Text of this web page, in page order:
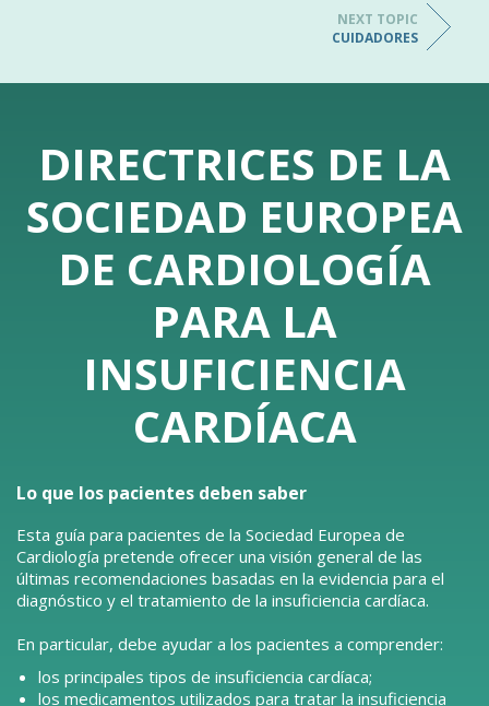
NEXT TOPIC
CUIDADORES
DIRECTRICES DE LA
SOCIEDAD EUROPEA
DE CARDIOLOGÍA
PARA LA
INSUFICIENCIA
CARDÍACA
Lo que los pacientes deben saber
Esta guía para pacientes de la Sociedad Europea de
Cardiología pretende ofrecer una visión general de las
últimas recomendaciones basadas en la evidencia para el
diagnóstico y el tratamiento de la insuficiencia cardíaca.
En particular, debe ayudar a los pacientes a comprender:
los principales tipos de insuficiencia cardíaca;
los medicamentos utilizados para tratar la insuficiencia